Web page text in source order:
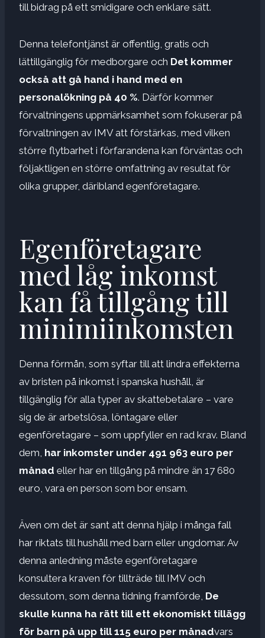
till bidrag på ett smidigare och enklare sätt.
Denna telefontjänst är offentlig, gratis och
lättillgänglig för medborgare och Det kommer
också att gå hand i hand med en
personalökning på 40 %. Därför kommer
förvaltningens uppmärksamhet som fokuserar på
förvaltningen av IMV att förstärkas, med vilken
större flytbarhet i förfarandena kan förväntas och
följaktligen en större omfattning av resultat för
olika grupper, däribland egenföretagare.
Egenföretagare
med låg inkomst
kan få tillgång till
minimiinkomsten
Denna förmån, som syftar till att lindra effekterna
av bristen på inkomst i spanska hushåll, är
tillgänglig för alla typer av skattebetalare – vare
sig de är arbetslösa, löntagare eller
egenföretagare – som uppfyller en rad krav. Bland
dem, har inkomster under 491 963 euro per
månad eller har en tillgång på mindre än 17 680
euro, vara en person som bor ensam.
Även om det är sant att denna hjälp i många fall
har riktats till hushåll med barn eller ungdomar. Av
denna anledning måste egenföretagare
konsultera kraven för tillträde till IMV och
dessutom, som denna tidning framförde, De
skulle kunna ha rätt till ett ekonomiskt tillägg
för barn på upp till 115 euro per månadvars